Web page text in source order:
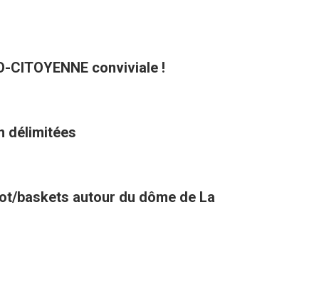
CITOYENNE conviviale !
délimitées
baskets autour du dôme de La